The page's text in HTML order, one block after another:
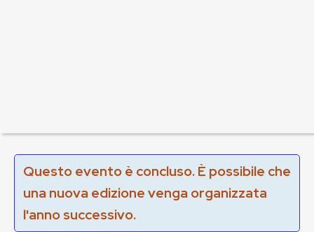
Questo evento è concluso. È possibile che
una nuova edizione venga organizzata
l'anno successivo.